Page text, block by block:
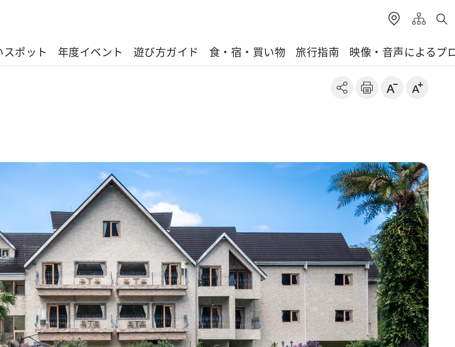
ポット 年度イベント 遊び方ガイド 食・宿・買い物 旅行指南 映像・音声によるプ